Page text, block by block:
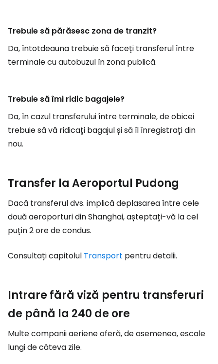
Trebuie să părăsesc zona de tranzit?
Da, întotdeauna trebuie să faceți transferul între
terminale cu autobuzul în zona publică.
Trebuie să îmi ridic bagajele?
Da, în cazul transferului între terminale, de obicei
trebuie să vă ridicați bagajul și să îl înregistrați din
nou.
Transfer la Aeroportul Pudong
Dacă transferul dvs. implică deplasarea între cele
două aeroporturi din Shanghai, așteptați-vă la cel
puțin 2 ore de condus.
Consultați capitolul Transport pentru detalii.
Intrare fără viză pentru transferuri
de până la 240 de ore
Multe companii aeriene oferă, de asemenea, escale
lungi de câteva zile.